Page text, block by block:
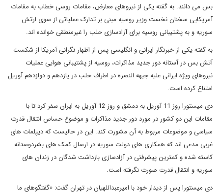
بس می دانند. به گفته یکی از نیروهای معارض، مقامات روسی خطاب به مقامات
آمریکایی سخنان نخست وزیر روسیه مبنی بر تدارک عملیاتی از سوی ارتش
سوریه و به پشتیبانی روسیه برای آزادسازی حلب را غیرمنطقی خوانده اند.
به گفته یکی از خبرنگار ایرانی و انگلیسی پس از اظهار نگرانی آمریکا از شکست
آتش بس در آستانه دور جدید مذاکرات، روسیه از پشتیبانی هوایی عملیات
نیروهای ویژه ایرانی علیه جبهه النصره در اطراف حلب در یازدهم و دوازدهم آوریل
امتناع کرده است.
دی میستورا روز 11 آوریل به دمشق و روز 12 آوریل به ایران سفر کرد تا با
مقامات این دو کشور در مورد دور جدید مذاکرات و موضوع حساس انتقال قدرت
سیاسی و موضوعات مربوط به آن مشورت کند. این در حالیست که دیپلمات های
غربی مدعی اند که همکاری های دولت سوریه در ارسال کمک های بشردوستانه
کاسته شده و کمترین پیشرفتی در آزادسازی بازداشت شدگان در زندان های
سوریه و انتقال قدرت صورت نگرفته است.
دی میستورا پس از دیدار خود با امیرعبداللهیان در تهران گفت: «گفتگوهای ما